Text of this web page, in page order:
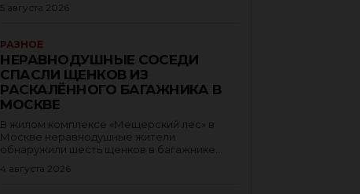
5 августа 2026
РАЗНОЕ
НЕРАВНОДУШНЫЕ СОСЕДИ
СПАСЛИ ЩЕНКОВ ИЗ
РАСКАЛЁННОГО БАГАЖНИКА В
МОСКВЕ
В жилом комплексе «Мещерский лес» в
Москве неравнодушные жители
обнаружили шесть щенков в багажнике...
4 августа 2026